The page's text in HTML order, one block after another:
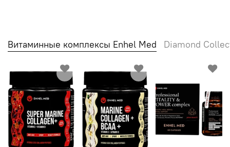
Витаминные комплексы Enhel Med Diamond